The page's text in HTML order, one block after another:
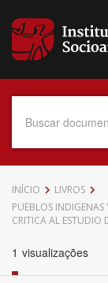
para
conteúdo
Data do Documento
INÍCIO
LIVROS
PUEBLOS
CRITICA AL ESTUDIO
1 visualizações